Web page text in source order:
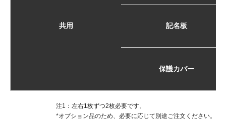
共用 記名板
保護カバー
注1：左右1枚ずつ2枚必要です。
*オプション品のため、必要に応じて別途ご注文ください。